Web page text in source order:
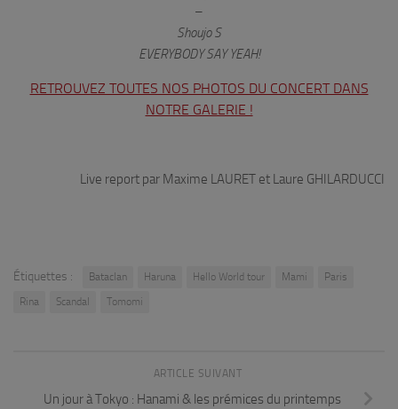
–
Shoujo S
EVERYBODY SAY YEAH!
RETROUVEZ TOUTES NOS PHOTOS DU CONCERT DANS
NOTRE GALERIE !
Live report par Maxime LAURET et Laure GHILARDUCCI
Étiquettes : Bataclan Haruna Hello World tour Mami
Paris
Rina
Scandal Tomomi
ARTICLE SUIVANT
Un jour à Tokyo : Hanami & les prémices du printemps